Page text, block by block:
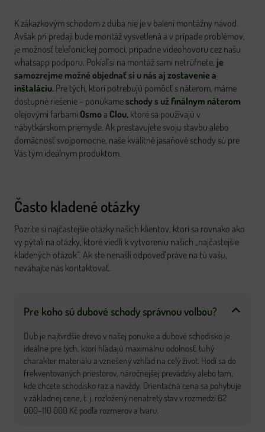
K zákazkovým schodom z duba nie je v balení montážny návod.
Avšak pri predaji bude montáž vysvetlená a v prípade problémov,
je možnosť telefonickej pomoci, prípadne videohovoru cez našu
whatsapp podporu. Pokiaľ si na montáž sami netrúfnete, je
samozrejme možné objednať si u nás aj zostavenie a
inštaláciu. Pre tých, ktorí potrebujú pomôcť s náterom, máme
dostupné riešenie – ponúkameschody s už finálnym náterom
olejovými farbami Osmoa Clou, ktoré sa používajú v
nábytkárskom priemysle. Ak prestavujete svoju stavbu alebo
domácnosť svojpomocne, naše kvalitné jasaňové schody sú pre
Vás tým ideálnym produktom.
Často kladené otázky
Pozrite si najčastejšie otázky našich klientov, ktorí sa rovnako ako
vy pýtali na otázky, ktoré viedli k vytvoreniu našich „najčastejšie
kladených otázok“. Ak ste nenašli odpoveď práve na tú vašu,
neváhajte nás kontaktovať.
Pre koho sú dubové schody správnou voľbou?
Dub je najtvrdšie drevo v našej ponuke a dubové schodisko je
ideálne pre tých, ktorí hľadajú maximálnu odolnosť, tuhý
charakter materiálu a vznešený vzhľad na celý život. Hodí sa do
frekventovaných priestorov, náročnejšej prevádzky alebo tam,
kde chcete schodisko raz a navždy. Orientačná cena sa pohybuje
v základnej cene, t. j. rozložený nenatretý stav v rozmedzí 62
000–110 000 Kč podľa rozmerov a tvaru.